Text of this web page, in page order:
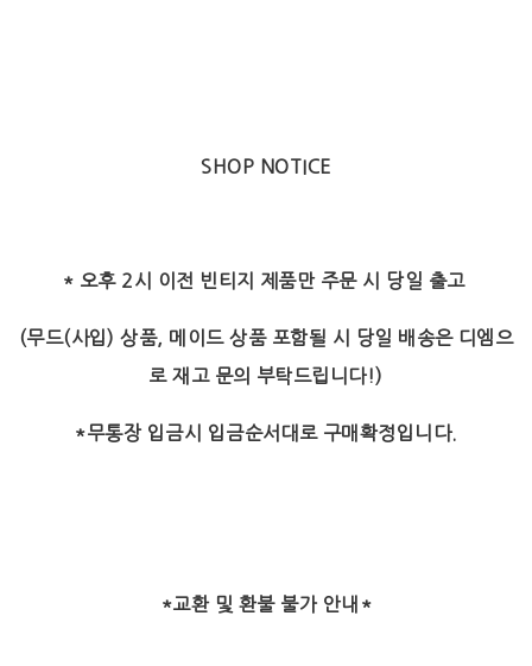
SHOP NOTICE
* 오후 2시 이전 빈티지 제품만 주문 시 당일 출고
(무드(사입) 상품, 메이드 상품 포함될 시 당일 배송은 디엠으
로 재고 문의 부탁드립니다!)
*무통장 입금시 입금순서대로 구매확정입니다.
*교환 및 환불 불가 안내*